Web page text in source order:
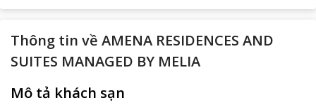
Thông tin về AMENA RESIDENCES AND
SUITES MANAGED BY MELIA
Mô tả khách sạn